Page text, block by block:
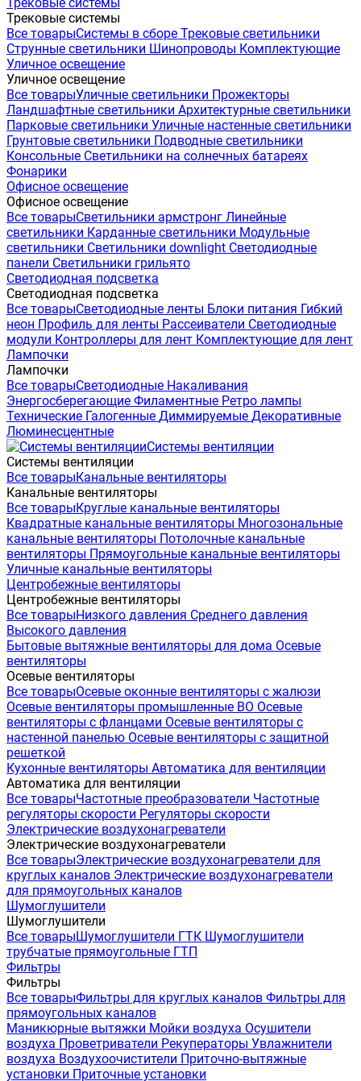
Трековые системы
Все товарыСистемы в сборе Трековые светильники
Струнные светильники Шинопроводы Комплектующие
Уличное освещение
Уличное освещение
Все товарыУличные светильники Прожекторы
Ландшафтные светильники Архитектурные светильники
Парковые светильники Уличные настенные светильники
Грунтовые светильники Подводные светильники
Консольные Светильники на солнечных батареях
Фонарики
Офисное освещение
Офисное освещение
Все товарыСветильники армстронг Линейные
светильники Карданные светильники Модульные
светильники Светильники downlight Светодиодные
панели Светильники грильято
Светодиодная подсветка
Светодиодная подсветка
Все товарыСветодиодные ленты Блоки питания Гибкий
неон Профиль для ленты Рассеиватели Светодиодные
модули Контроллеры для лент Комплектующие для лент
Лампочки
Лампочки
Все товарыСветодиодные Накаливания
Энергосберегающие Филаментные Ретро лампы
Технические Галогенные Диммируемые Декоративные
Люминесцентные
Системы вентиляции
Системы вентиляции
Все товарыКанальные вентиляторы
Канальные вентиляторы
Все товарыКруглые канальные вентиляторы
Квадратные канальные вентиляторы Многозональные
канальные вентиляторы Потолочные канальные
вентиляторы Прямоугольные канальные вентиляторы
Уличные канальные вентиляторы
Центробежные вентиляторы
Центробежные вентиляторы
Все товарыНизкого давления Среднего давления
Высокого давления
Бытовые вытяжные вентиляторы для дома Осевые
вентиляторы
Осевые вентиляторы
Все товарыОсевые оконные вентиляторы с жалюзи
Осевые вентиляторы промышленные ВО Осевые
вентиляторы с фланцами Осевые вентиляторы с
настенной панелью Осевые вентиляторы с защитной
решеткой
Кухонные вентиляторы Автоматика для вентиляции
Автоматика для вентиляции
Все товарыЧастотные преобразователи Частотные
регуляторы скорости Регуляторы скорости
Электрические воздухонагреватели
Электрические воздухонагреватели
Все товарыЭлектрические воздухонагреватели для
круглых каналов Электрические воздухонагреватели
для прямоугольных каналов
Шумоглушители
Шумоглушители
Все товарыШумоглушители ГТК Шумоглушители
трубчатые прямоугольные ГТП
Фильтры
Фильтры
Все товарыФильтры для круглых каналов Фильтры для
прямоугольных каналов
Маникюрные вытяжки Мойки воздуха Осушители
воздуха Проветриватели Рекуператоры Увлажнители
воздуха Воздухоочистители Приточно-вытяжные
установки Приточные установки